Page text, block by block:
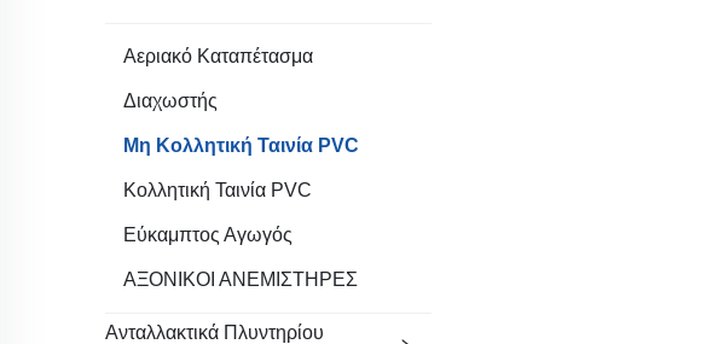
Αεριακό Καταπέτασμα
Διαχωστής
Μη Κολλητική Ταινία PVC
Κολλητική Ταινία PVC
Εύκαμπτος Αγωγός
ΑΞΟΝΙΚΟΙ ΑΝΕΜΙΣΤΗΡΕΣ
Ανταλλακτικά Πλυντηρίου